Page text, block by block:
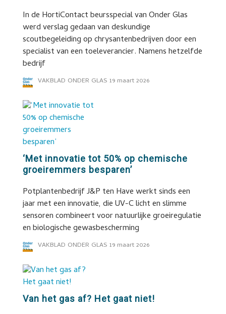
In de HortiContact beursspecial van Onder Glas
werd verslag gedaan van deskundige
scoutbegeleiding op chrysantenbedrijven door een
specialist van een toeleverancier. Namens hetzelfde
bedrijf
VAKBLAD ONDER GLAS 19 maart 2026
‘Met innovatie tot 50% op chemische
groeiremmers besparen’
Potplantenbedrijf J&P ten Have werkt sinds een
jaar met een innovatie, die UV-C licht en slimme
sensoren combineert voor natuurlijke groeiregulatie
en biologische gewasbescherming
VAKBLAD ONDER GLAS 19 maart 2026
Van het gas af? Het gaat niet!